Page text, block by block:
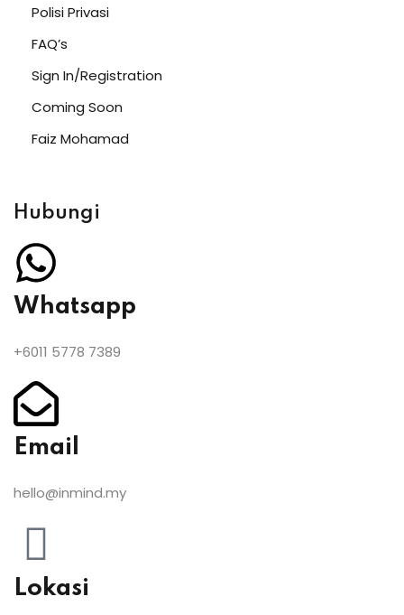
Polisi Privasi
FAQ’s
Sign In/Registration
Coming Soon
Faiz Mohamad
Hubungi
Whatsapp
+6011 5778 7389
Email
hello@inmind.my
Lokasi